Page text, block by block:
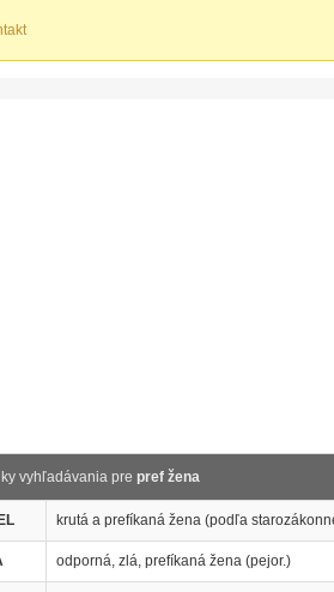
vyhľadávania pre pref žena
krutá a prefíkaná žena (podľa
odporná, zlá, prefíkaná žena (pejor.)